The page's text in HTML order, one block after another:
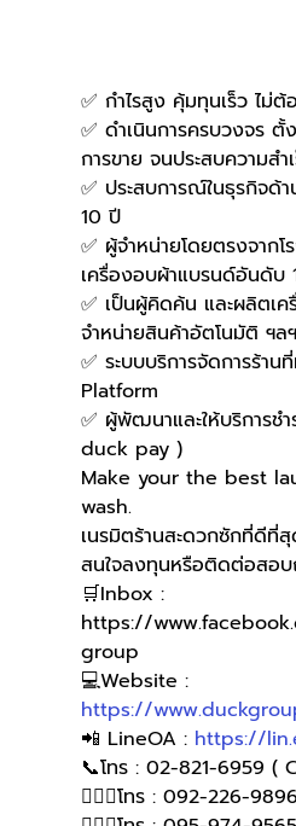
✅ กำไรสูง คุ้มทุนเร็ว ไม่
✅ ดำเนินการครบวงจร ตั้
การขาย จนประสบความสำ
✅ ประสบการณ์ในธุรกิจด้
10 ปี
✅ ผู้จำหน่ายโดยตรงจาก
เครื่องอบผ้าแบรนด์อันดับ
✅ เป็นผู้คิดค้น และผลิตเ
จำหน่ายสินค้าอัตโนมัติ ฯล
✅ ระบบบริการจัดการร้า
Platform
✅ ผู้พัฒนาและให้บริการช
duck pay )
Make your the best
wash.
เนรมิตร้านสะดวกซักที่ดี
สนใจลงทุนหรือติดต่อสอบ
🛒Inbox :
https://
group
💻Website :
https://
📲 LineOA : https://
📞โทร : 02-821-6959 (
🙋🏻‍♀️โทร : 092-226-